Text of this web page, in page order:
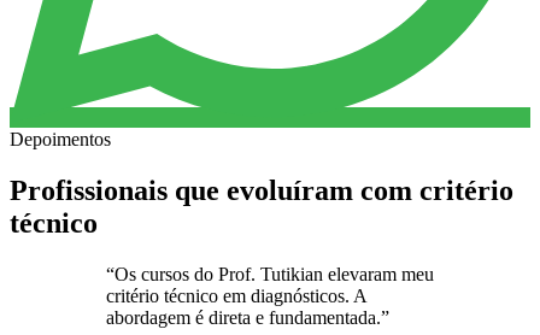
Depoimentos
Profissionais que evoluíram com critério
técnico
“Os cursos do Prof. Tutikian elevaram meu
critério técnico em diagnósticos. A
abordagem é direta e fundamentada.”